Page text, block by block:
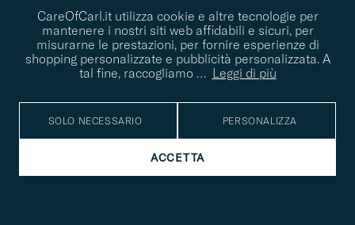
Prodotti splendidi, ottimi prezzi,
spedizione rapidissima
Ampia
veloce,
CareOfCarl.it utilizza cookie e altre tecnologie per
mantenere i nostri siti web affidabili e sicuri, per
misurarne le prestazioni, per fornire esperienze di
shopping personalizzate e pubblicità personalizzata. A
tal fine, raccogliamo … Leggi di più
SOLO NECESSARIO PERSONALIZZA
ACCETTA